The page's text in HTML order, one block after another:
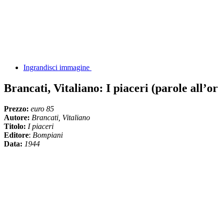
Ingrandisci immagine
Brancati, Vitaliano: I piaceri (parole
Prezzo: euro 85
Autore: Brancati, Vitaliano
Titolo: I piaceri
Editore: Bompiani
Data: 1944